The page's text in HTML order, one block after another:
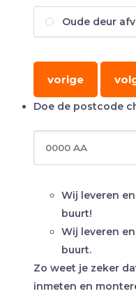
Oude deur
vorige
Doe de postcode
Wij leveren
buurt!
Wij leveren
buurt.
Zo weet je zeker
inmeten en